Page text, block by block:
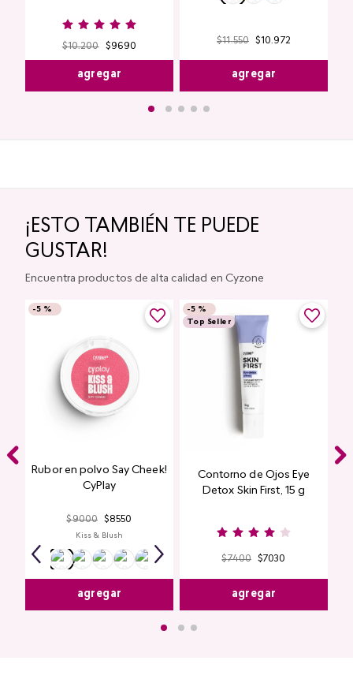
$10.200 $9690
agregar
$11.550 $ 10.972
agregar
¡ESTO TAMBIÉN TE PUEDE
GUSTAR!
Encuentra productos de alta calidad en Cyzone
-5 %
Rubor en polvo Say Cheek!
CyPlay
$9000 $8550
Kiss & Blush
agregar
-5 %
Top Seller
Contorno de Ojos Eye
Detox Skin First, 15 g
$7400 $7030
agregar